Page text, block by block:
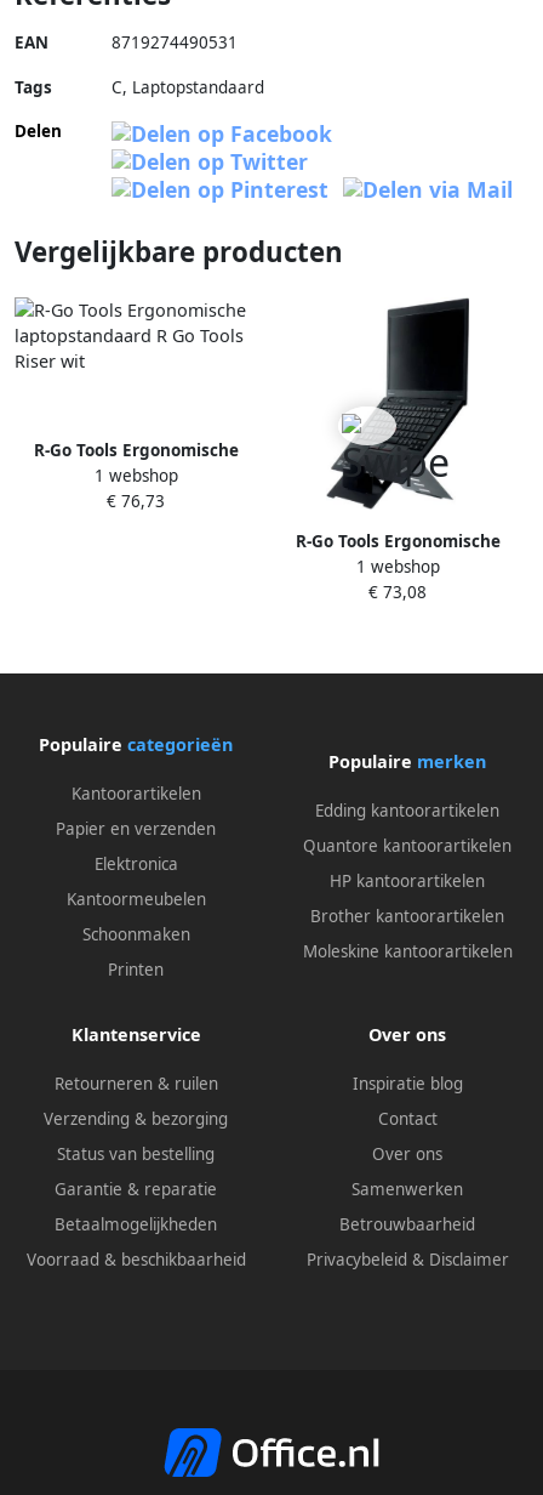
EAN 8719274490531
Tags
C, Laptopstandaard
Delen
Vergelijkbare producten
R-Go Tools Ergonomische
laptopstandaard R Go Tools
Riser wit
1 webshop
€ 76,73
R-Go Tools Ergonomische
laptopstandaard R Go Tools
Riser zwart
1 webshop
€ 73,08
Populaire categorieën
Kantoorartikelen
Papier en verzenden
Elektronica
Kantoormeubelen
Schoonmaken
Printen
Populaire merken
Edding kantoorartikelen
Quantore kantoorartikelen
HP kantoorartikelen
Brother kantoorartikelen
Moleskine kantoorartikelen
Klantenservice
Retourneren & ruilen
Verzending & bezorging
Status van bestelling
Garantie & reparatie
Betaalmogelijkheden
Voorraad & beschikbaarheid
Over ons
Inspiratie blog
Contact
Over ons
Samenwerken
Betrouwbaarheid
Privacybeleid & Disclaimer